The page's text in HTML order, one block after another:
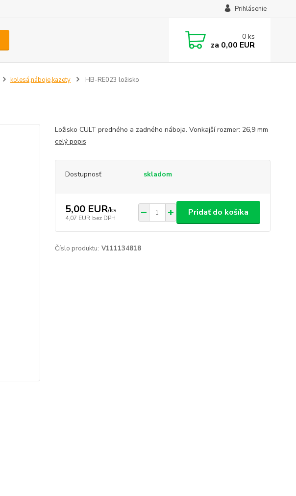
Prihlásenie
0 ks
za 0,00 EUR
kolesá,náboje,kazety HB-RE023 ložisko
Ložisko CULT predného a zadného náboja. Vonkajší rozmer: 26,9 mm
celý popis
Dostupnosť skladom
5,00 EUR/ks
4,07 EUR bez DPH
Pridať do košíka
Číslo produktu: V111134818